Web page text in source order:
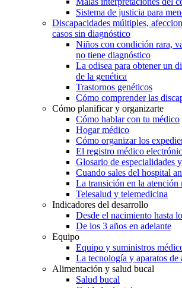
Sistema de justicia para
Discapacidades múltiples,
casos sin diagnóstico
Niños con condición rara,
no tiene diagnóstico
La odisea para obtener un
de la genética
Trastornos genéticos
Cómo comprender las
Cómo planificar y organizarte
Cómo hablar con tu médico
Hogar médico
Cómo organizar los
El registro médico
Glosario de especialidades
Cuando sales del hospital
La transición en la atención
Telesalud y telemedicina
Indicadores del desarrollo
Desde el nacimiento hasta
De los 3 años en adelante
Equipo
Equipo y suministros
La tecnología y aparatos de
Alimentación y salud bucal
Salud bucal